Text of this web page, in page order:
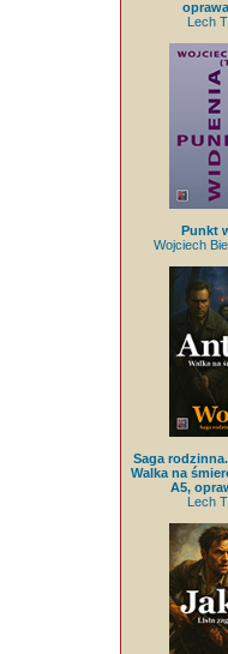
Lech
Punkt
Wojciech
Saga
Walka na
A5,
Lech